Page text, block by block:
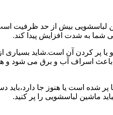
لباسشویی بیش از حد ظرفیت
کردن آن است.شاید بسیاری از
باعث اسراف آب و برق می شود
است یا هنوز جا دارد،باید